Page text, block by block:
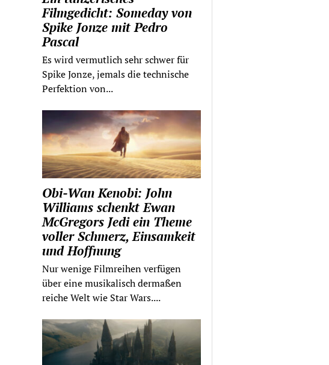
Filmgedicht: Someday von
Spike Jonze mit Pedro
Pascal
Es wird vermutlich sehr schwer für
Spike Jonze, jemals die technische
Perfektion von...
Obi-Wan Kenobi: John
Williams schenkt Ewan
McGregors Jedi ein Theme
voller Schmerz, Einsamkeit
und Hoffnung
Nur wenige Filmreihen verfügen
über eine musikalisch dermaßen
reiche Welt wie Star Wars....